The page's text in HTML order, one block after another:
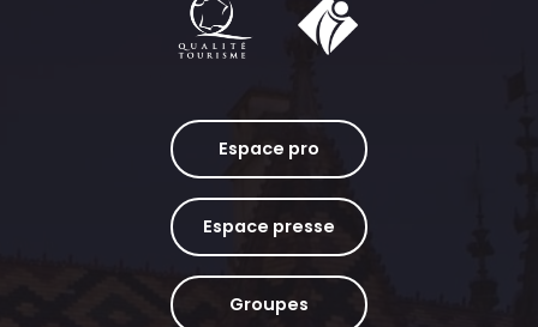
Espace pro
Espace presse
Groupes